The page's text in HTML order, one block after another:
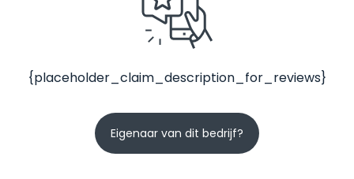
{placeholder_claim_description_for_reviews}
Eigenaar van dit bedrijf?